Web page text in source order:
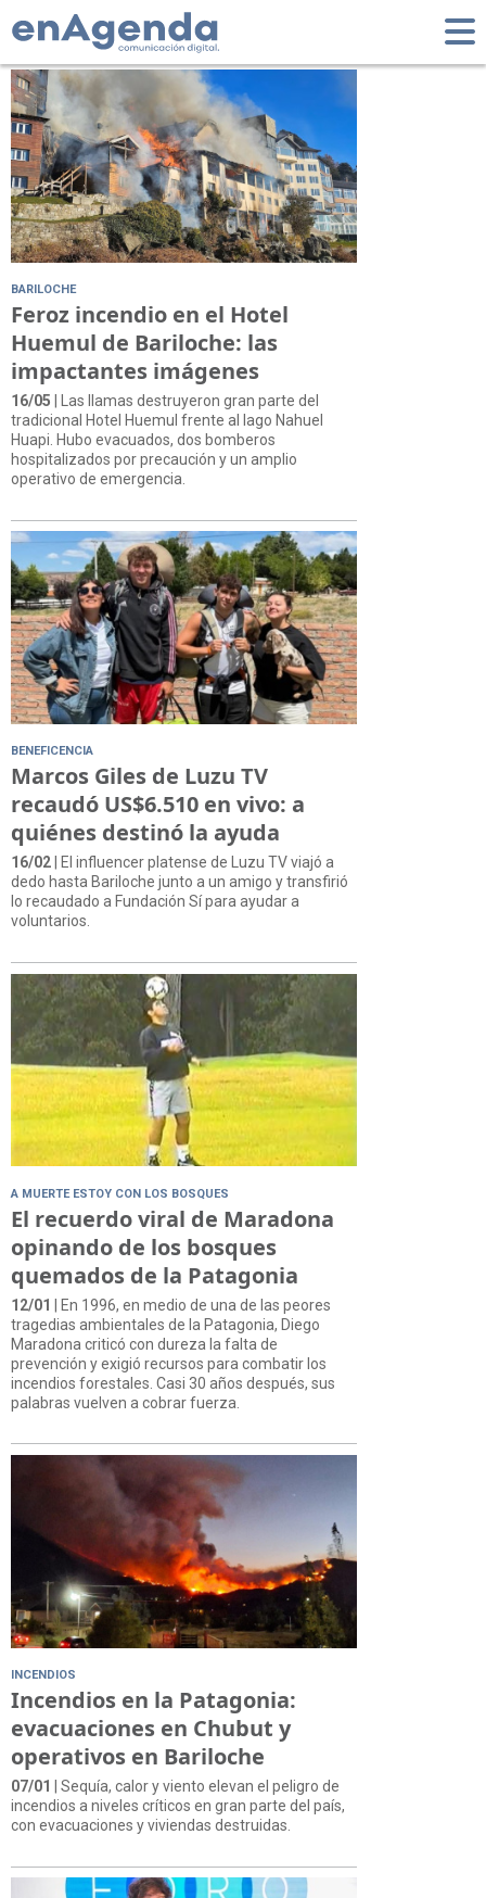
Tag: Bariloche
BARILOCHE
Feroz incendio en el Hotel
Huemul de Bariloche: las
impactantes imágenes
16/05 | Las llamas destruyeron gran parte del
tradicional Hotel Huemul frente al lago Nahuel
Huapi. Hubo evacuados, dos bomberos
hospitalizados por precaución y un amplio
operativo de emergencia.
BENEFICENCIA
Marcos Giles de Luzu TV
recaudó US$6.510 en vivo: a
quiénes destinó la ayuda
16/02 | El influencer platense de Luzu TV viajó a
dedo hasta Bariloche junto a un amigo y transfirió
lo recaudado a Fundación Sí para ayudar a
voluntarios.
A MUERTE ESTOY CON LOS BOSQUES
El recuerdo viral de Maradona
opinando de los bosques
quemados de la Patagonia
12/01 | En 1996, en medio de una de las peores
tragedias ambientales de la Patagonia, Diego
Maradona criticó con dureza la falta de
prevención y exigió recursos para combatir los
incendios forestales. Casi 30 años después, sus
palabras vuelven a cobrar fuerza.
INCENDIOS
Incendios en la Patagonia:
evacuaciones en Chubut y
operativos en Bariloche
07/01
| Sequía, calor y viento elevan el peligro de
incendios a niveles críticos en gran parte del país,
con evacuaciones y viviendas destruidas.